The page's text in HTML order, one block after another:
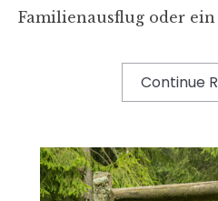
Familienausflug oder
Continue